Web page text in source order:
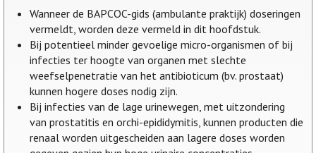
Wanneer de BAPCOC-gids (ambulante praktijk) doseringen
vermeldt, worden deze vermeld in dit hoofdstuk.
Bij potentieel minder gevoelige micro-organismen of bij
infecties ter hoogte van organen met slechte
weefselpenetratie van het antibioticum (bv. prostaat)
kunnen hogere doses nodig zijn.
Bij infecties van de lage urinewegen, met uitzondering
van prostatitis en orchi-epididymitis, kunnen producten die
renaal worden uitgescheiden aan lagere doses worden